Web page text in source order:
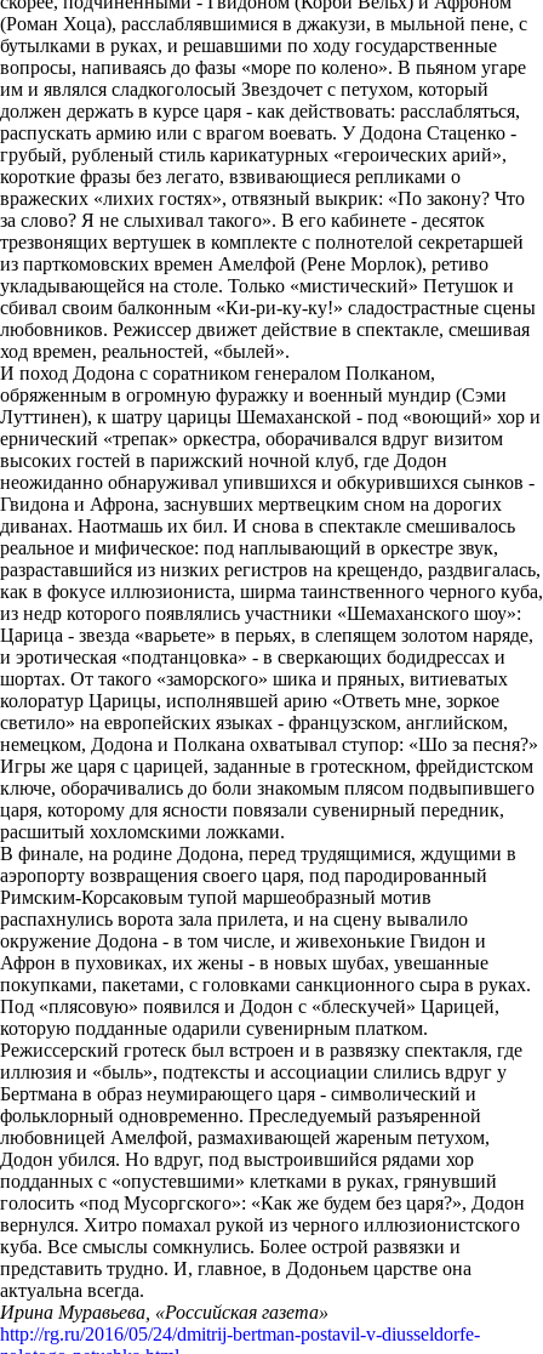
(Роман Хоца), расслаблявшимися в джакузи, в мыльной пене, с
бутылками в руках, и решавшими по ходу государственные
вопросы, напиваясь до фазы «море по колено». В пьяном угаре
им и являлся сладкоголосый Звездочет с петухом, который
должен держать в курсе царя - как действовать: расслабляться,
распускать армию или с врагом воевать. У Додона Стаценко -
грубый, рубленый стиль карикатурных «героических арий»,
короткие фразы без легато, взвивающиеся репликами о
вражеских «лихих гостях», отвязный выкрик: «По закону? Что
за слово? Я не слыхивал такого». В его кабинете - десяток
трезвонящих вертушек в комплекте с полнотелой секретаршей
из парткомовских времен Амелфой (Рене Морлок), ретиво
укладывающейся на столе. Только «мистический» Петушок и
сбивал своим балконным «Ки-ри-ку-ку!» сладострастные сцены
любовников. Режиссер движет действие в спектакле, смешивая
ход времен, реальностей, «былей».
И поход Додона с соратником генералом Полканом,
обряженным в огромную фуражку и военный мундир (Сэми
Луттинен), к шатру царицы Шемаханской - под «воющий» хор и
ернический «трепак» оркестра, оборачивался вдруг визитом
высоких гостей в парижский ночной клуб, где Додон
неожиданно обнаруживал упившихся и обкурившихся сынков -
Гвидона и Афрона, заснувших мертвецким сном на дорогих
диванах. Наотмашь их бил. И снова в спектакле смешивалось
реальное и мифическое: под наплывающий в оркестре звук,
разраставшийся из низких регистров на крещендо, раздвигалась,
как в фокусе иллюзиониста, ширма таинственного черного куба,
из недр которого появлялись участники «Шемаханского шоу»:
Царица - звезда «варьете» в перьях, в слепящем золотом наряде,
и эротическая «подтанцовка» - в сверкающих бодидрессах и
шортах. От такого «заморского» шика и пряных, витиеватых
колоратур Царицы, исполнявшей арию «Ответь мне, зоркое
светило» на европейских языках - французском, английском,
немецком, Додона и Полкана охватывал ступор: «Шо за песня?»
Игры же царя с царицей, заданные в гротескном, фрейдистском
ключе, оборачивались до боли знакомым плясом подвыпившего
царя, которому для ясности повязали сувенирный передник,
расшитый хохломскими ложками.
В финале, на родине Додона, перед трудящимися, ждущими в
аэропорту возвращения своего царя, под пародированный
Римским-Корсаковым тупой маршеобразный мотив
распахнулись ворота зала прилета, и на сцену вывалило
окружение Додона - в том числе, и живехонькие Гвидон и
Афрон в пуховиках, их жены - в новых шубах, увешанные
покупками, пакетами, с головками санкционного сыра в руках.
Под «плясовую» появился и Додон с «блескучей» Царицей,
которую подданные одарили сувенирным платком.
Режиссерский гротеск был встроен и в развязку спектакля, где
иллюзия и «быль», подтексты и ассоциации слились вдруг у
Бертмана в образ неумирающего царя - символический и
фольклорный одновременно. Преследуемый разъяренной
любовницей Амелфой, размахивающей жареным петухом,
Додон убился. Но вдруг, под выстроившийся рядами хор
подданных с «опустевшими» клетками в руках, грянувший
голосить «под Мусоргского»: «Как же будем без царя?», Додон
вернулся. Хитро помахал рукой из черного иллюзионистского
куба. Все смыслы сомкнулись. Более острой развязки и
представить трудно. И, главное, в Додоньем царстве она
актуальна всегда.
Ирина Муравьева, «Российская газета»
http://rg.ru/2016/05/24/dmitrij-bertman-postavil-v-diusseldorfe-